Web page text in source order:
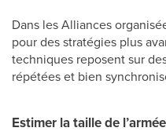
Dans les Alliances
pour des stratégies plus
techniques reposent sur
répétées et bien
Estimer la taille de